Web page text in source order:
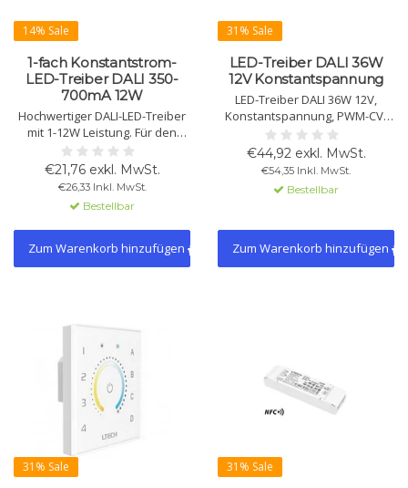
14% Sale
1-fach Konstantstrom-
LED-Treiber DALI 350-
700mA 12W
Hochwertiger DALI-LED-Treiber
mit 1-12W Leistung. Für den
Innenbereich geeignet, 0-100%
dimmbar ohne Flackern.
Geschützt gegen Überhitzung,
Überlastung und Kurzschluss.
€21,76 exkl. MwSt.
€26,33 Inkl. MwSt.
Bestellbar
Zum Warenkorb hinzufügen
31% Sale
LED-Treiber DALI 36W
12V Konstantspannung
LED-Treiber DALI 36W 12V,
Konstantspannung, PWM-CV-
Signal, DALI-2 zertifiziert, 0-100%
dimmbar, IP20, CE & ENEC
zertifiziert. Schutz vor Überlast
und Kurzschluss.
€44,92 exkl. MwSt.
€54,35 Inkl. MwSt.
Bestellbar
Zum Warenkorb hinzufügen
31% Sale 31% Sale